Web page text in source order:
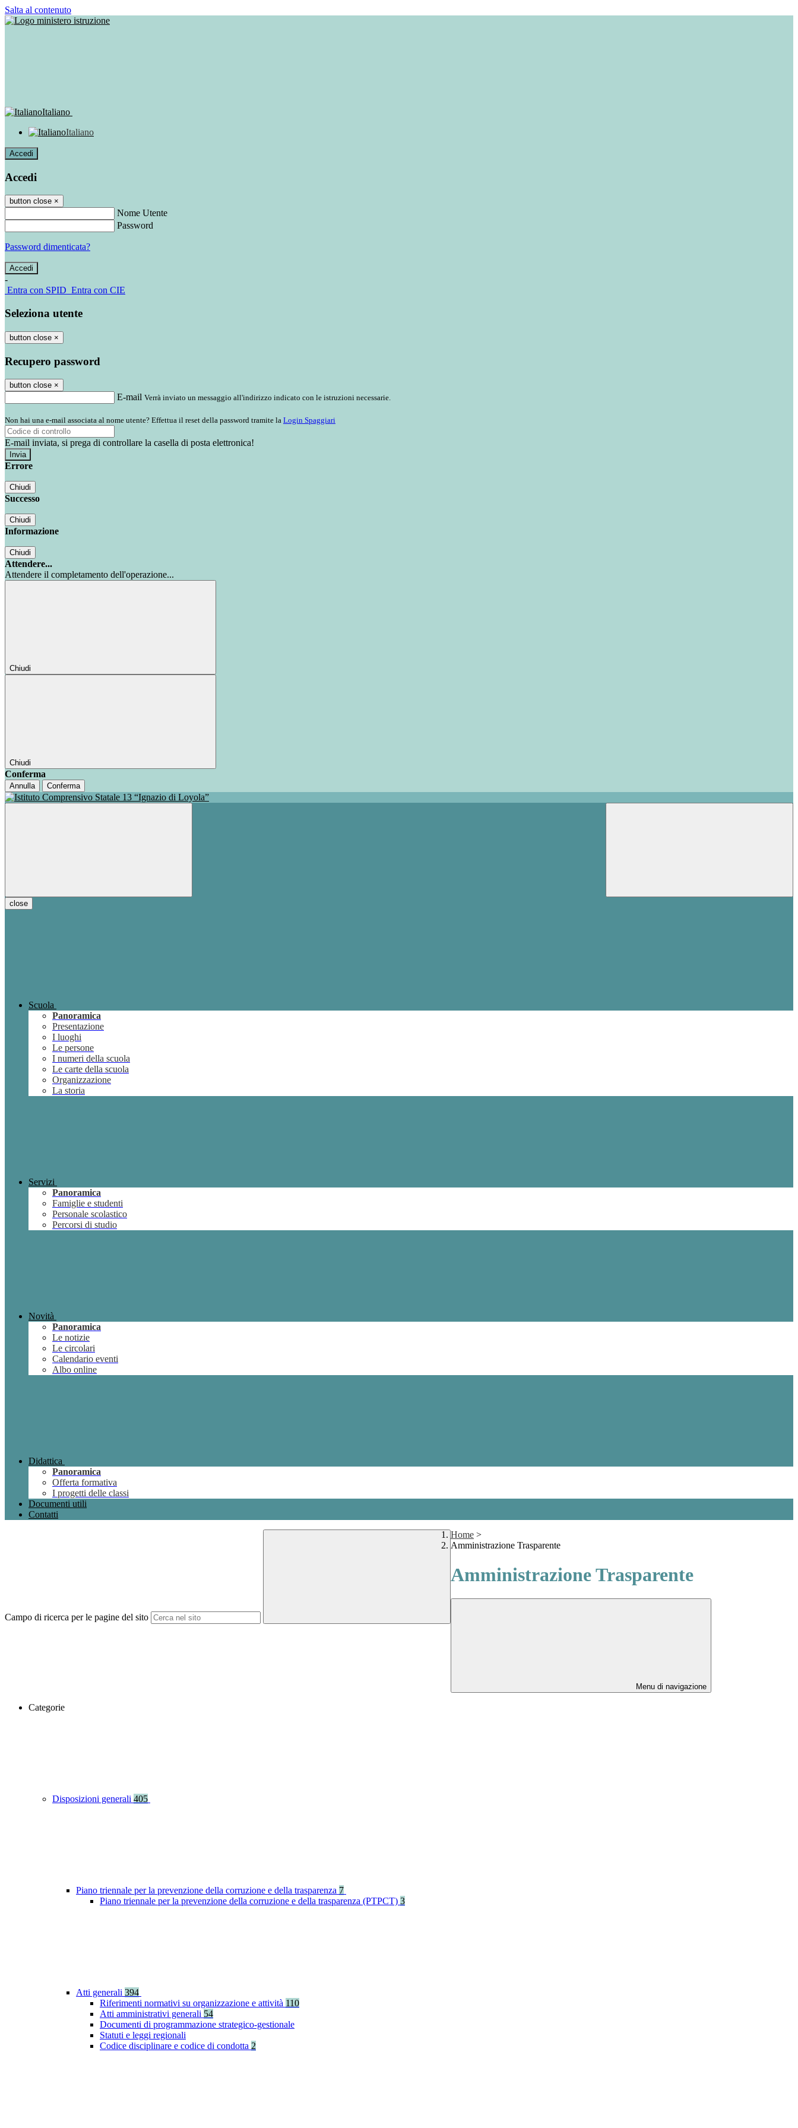
Salta al contenuto
Italiano
Italiano
Accedi
Accedi
button close ×
Nome Utente
Password
Password dimenticata?
-
Entra con SPID Entra con CIE
Seleziona utente
button close ×
Recupero password
button close ×
E-mail Verrà inviato un messaggio all'indirizzo indicato con le istruzioni necessarie.
Non hai una e-mail associata al nome utente? Effettua il reset della password tramite la Login Spaggiari
E-mail inviata, si prega di controllare la casella di posta elettronica!
Errore
Chiudi
Successo
Chiudi
Informazione
Chiudi
Attendere...
Attendere il completamento dell'operazione...
Chiudi
Chiudi
Conferma
Annulla Conferma
close
Scuola
Panoramica
Presentazione
I luoghi
Le persone
I numeri della scuola
Le carte della scuola
Organizzazione
La storia
Servizi
Panoramica
Famiglie e studenti
Personale scolastico
Percorsi di studio
Novità
Panoramica
Le notizie
Le circolari
Calendario eventi
Albo online
Didattica
Panoramica
Offerta formativa
I progetti delle classi
Documenti utili
Contatti
Campo di ricerca per le pagine del sito
Home >
Amministrazione Trasparente
Amministrazione Trasparente
Menu di navigazione
Categorie
Disposizioni generali 405
Piano triennale per la prevenzione della corruzione e della trasparenza 7
Piano triennale per la prevenzione della corruzione e della trasparenza (PTPCT) 3
Atti generali 394
Riferimenti normativi su organizzazione e attività 110
Atti amministrativi generali 54
Documenti di programmazione strategico-gestionale
Statuti e leggi regionali
Codice disciplinare e codice di condotta 2